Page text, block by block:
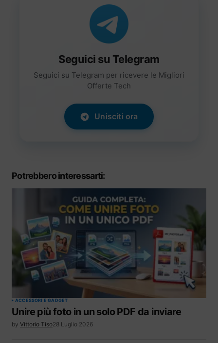
Seguici su Telegram
Seguici su Telegram per ricevere le Migliori
Offerte Tech
Unisciti ora
Potrebbero interessarti:
ACCESSORI E GADGET
Unire più foto in un solo PDF da inviare
by Vittorio Tiso28 Luglio 2026